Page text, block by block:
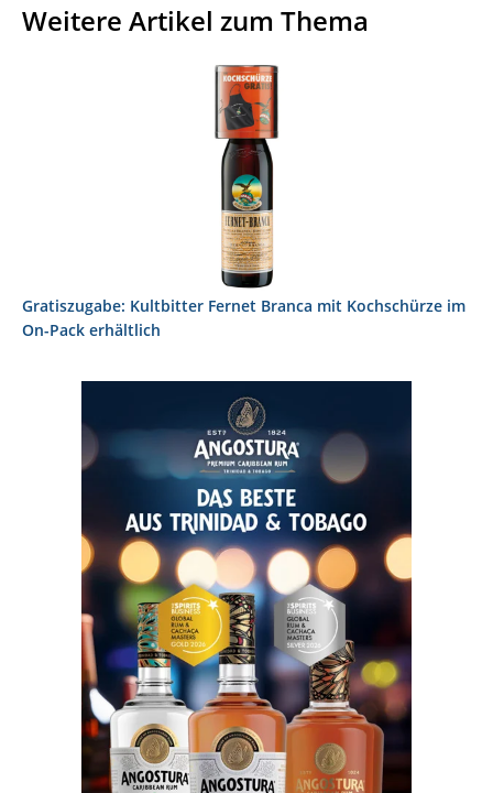
Weitere Artikel zum Thema
Gratiszugabe: Kultbitter Fernet Branca mit Kochschürze im
On-Pack erhältlich